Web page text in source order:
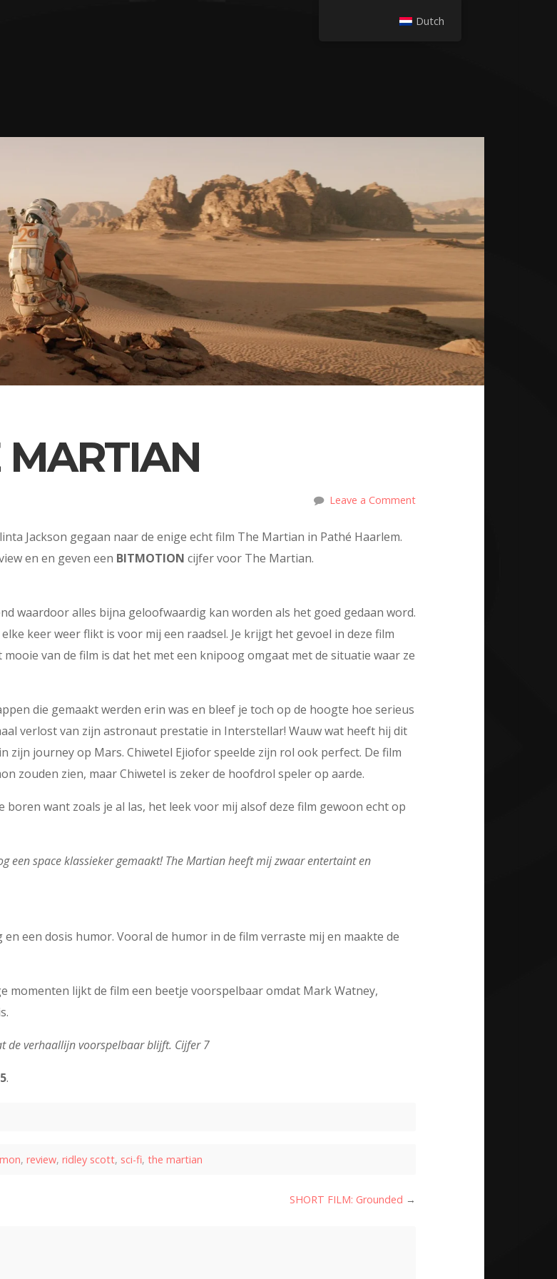
MARTIAN
Leave a Comment
Jackson gegaan naar de enige echt film The Martian in Pathé Haarlem.
en en geven een BITMOTION cijfer voor The Martian.
waardoor alles bijna geloofwaardig kan worden als het goed gedaan word.
keer weer flikt is voor mij een raadsel. Je krijgt het gevoel in deze film
van de film is dat het met een knipoog omgaat met de situatie waar ze
die gemaakt werden erin was en bleef je toch op de hoogte hoe serieus
verlost van zijn astronaut prestatie in Interstellar! Wauw wat heeft hij dit
zijn journey op Mars. Chiwetel Ejiofor speelde zijn rol ook perfect. De film
zouden zien, maar Chiwetel is zeker de hoofdrol speler op aarde.
want zoals je al las, het leek voor mij alsof deze film gewoon echt op
een space klassieker gemaakt! The Martian heeft mij zwaar entertaint en
een dosis humor. Vooral de humor in de film verraste mij en maakte de
momenten lijkt de film een beetje voorspelbaar omdat Mark Watney,
de verhaallijn voorspelbaar blijft. Cijfer 7
.
, review, ridley scott, sci-fi, the martian
SHORT FILM: Grounded →
Dutch